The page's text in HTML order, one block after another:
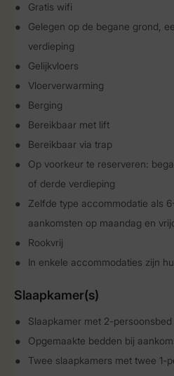
Gratis wifi
Gelegen op de begane grond,
verdieping
Gelijkvloers
Vloerverwarming
Berging
Bereikbaar met lift
Bereikbaar via trap
Op voorkeur te reserveren:
of derde verdieping
Zelfde type accommodatie als
aankomsten op maandag en
Rookvrij
In enkele accommodaties zijn
Slaapkamer(s)
Slaapkamer met 2-
Opgemaakte bedden bij
Twee slaapkamers met twee 1-